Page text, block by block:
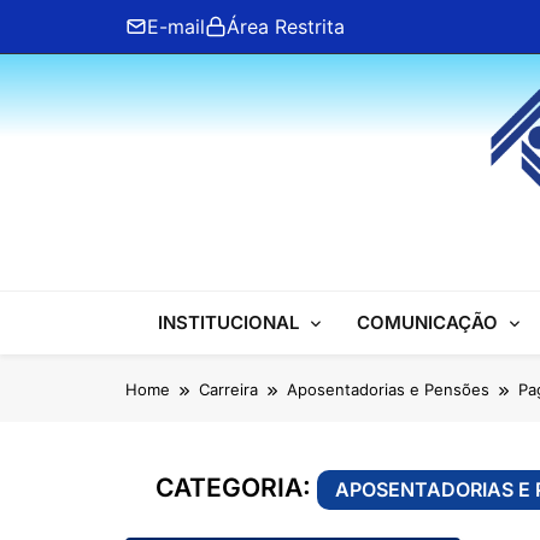
content
E-mail Área Restrita
ANFIP Nacional
INSTITUCIONAL COMUNICAÇÃO
Home Carreira Aposentadorias e Pensões
CATEGORIA: APOSENTADORIAS E